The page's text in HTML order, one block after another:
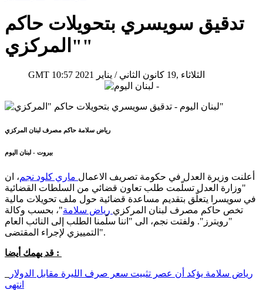
تدقيق سويسري بتحويلات حاكم
"المركزي"
GMT 10:57 2021 الثلاثاء ,19 كانون الثاني / يناير
رياض سلامة حاكم مصرف لبنان المركزي
بيروت - لبنان اليوم
أعلنت وزيرة العدل في ​حكومة​ تصريف الاعمال ​ماري كلود نجم​، ان
"​وزارة العدل​ تسلّمت طلب تعاون قضائي من السلطات القضائية
في ​سويسرا​ يتعلّق بتقديم ​مساعدة​ قضائية حول ملف ​تحويلات مالية​
تخص حاكم ​مصرف لبنان​ المركزي ​رياض سلامة"​، بحسب وكالة
"رويترز". ولفتت نجم، الى "اننا سلّمنا الطلب إلى النائب العام
التمييزي لإجراء المقتضى".
قد يهمك أيضا :
رياض سلامة يؤكد أن عصر تثبيت سعر صرف الليرة مقابل الدولار
انتهى